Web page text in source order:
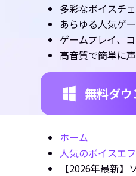
多彩なボイスチ
あらゆる人気ゲ
ゲームプレイ、
高音質で簡単に
無料ダ
ホーム
人気のボイスエ
【2026年最新